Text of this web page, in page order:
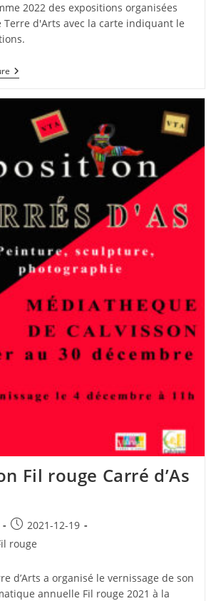
2022 des expositions organisées
Terre d'Arts avec la carte indiquant le
Programme
Des
L’association
Fil rouge Carré d’As
Publication
publiée :
2021-12-19
rouge
d’Arts a organisé le vernissage de son
annuelle Fil rouge 2021 à la